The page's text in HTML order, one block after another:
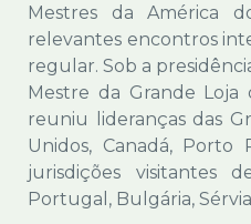
Mestres da América
relevantes encontros
regular. Sob a
Mestre da Grande Loja
reuniu lideranças das
Unidos, Canadá, Porto
jurisdições visitantes
Portugal, Bulgária,